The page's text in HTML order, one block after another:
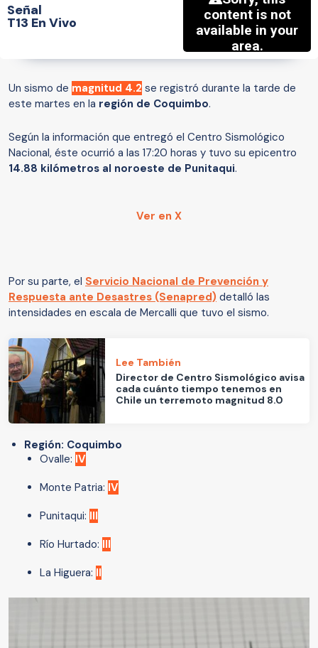
Señal
T13 En Vivo
Un sismo de magnitud 4.2 se registró durante la tarde de
este martes en la región de Coquimbo.
Según la información que entregó el Centro Sismológico
Nacional, éste ocurrió a las 17:20 horas y tuvo su epicentro
14.88 kilómetros al noroeste de Punitaqui.
Ver en X
Por su parte, el Servicio Nacional de Prevención y
Respuesta ante Desastres (Senapred) detalló las
intensidades en escala de Mercalli que tuvo el sismo.
Lee También
Director de Centro Sismológico avisa
cada cuánto tiempo tenemos en
Chile un terremoto magnitud 8.0
Región: Coquimbo
Ovalle: IV
Monte Patria: IV
Punitaqui: III
Rí­o Hurtado: III
La Higuera: II